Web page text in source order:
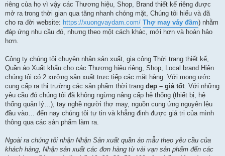
riêng của họ vì vậy các Thương hiệu, Shop, Brand thiết kế riêng được
mở ra trong thời gian qua tăng nhanh chóng mặt, Chúng tôi hiểu và đã
cho ra đời website: https://xuongvaydam.com/ Thợ may váy đầm) nhằm
đáp ứng nhu cầu đó, nhưng theo một cách khác, mới hơn và hoàn hảo
hơn.
Công ty chúng tôi chuyên nhận sản xuất, gia công Thời trang thiết kế,
Quần áo Xuất khẩu cho các Thương hiệu riêng, Shop, Local brand Hiện
chúng tôi có 2 xưởng sản xuất trực tiếp các mặt hàng. Với mong ước
cung cấp ra thị trường các sản phẩm thời trang đẹp – giá tốt. Với những
yêu cầu đó chúng tôi đã không ngừng nâng cấp hệ thống (thiết bị, hệ
thống quản lý…), tay nghề người thợ may, nguồn cung ứng nguyên lệu
đầu vào… đến nay chúng tôi tự tin và khẳng định được giá trị của mình
thông qua các sản phẩm làm ra.
Ngoài ra chúng tôi nhận Nhận Sản xuất quần áo mẫu theo yêu cầu của
khách hàng, Nhận sản xuất các đơn hàng từ vài vạn sản phẩm đến các